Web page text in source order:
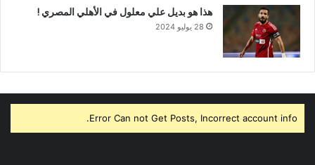
هذا هو بديل علي معلول في الأهلي المصري !
28 يوليو 2024
Error Can not Get Posts, Incorrect account info.